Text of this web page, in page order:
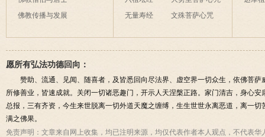
佛教传播与发展
无量寿经
文殊菩萨心咒
愿所有弘法功德回向：
赞助、流通、见闻、随喜者，及皆悉回向尽法界、虚空界一切众生，依佛菩
所修善业，皆速成就。关闭一切诸恶趣门，开示人天涅槃正路。家门清吉，身心
总报，三有齐资，今生来世脱离一切外道天魔之缠缚，生生世世永离恶道，离一
满之佛果。
免责声明： 文章来自网上收集，均已注明来源，均仅代表作者本人观点，不代表